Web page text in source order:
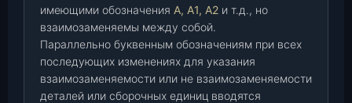
имеющими обозначения А, А1, А2 и т.д., но
взаимозаменяемы между собой.
Параллельно буквенным обозначениям при всех
последующих изменениях для указания
взаимозаменяемости или не взаимозаменяемости
деталей или сборочных единиц вводятся